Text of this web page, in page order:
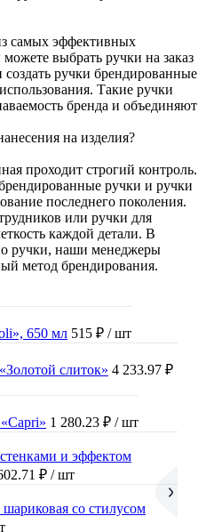
самых эффективных
выбрать ручки на заказ
ручки брендированные
Такие ручки
бренда и объединяют
на изделия?
проходит строгий контроль.
ручки и ручки
последнего поколения.
или ручки для
каждой детали. В
ручки, наши менеджеры
метод брендирования.
650 мл 515 ₽ / шт
слиток» 4 233.97 ₽
1 280.23 ₽ / шт
и эффектом
₽ / шт
со стилусом